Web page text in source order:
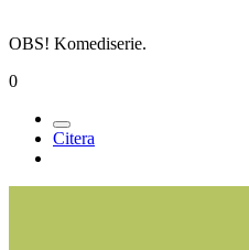
OBS! Komediserie.
0
Citera